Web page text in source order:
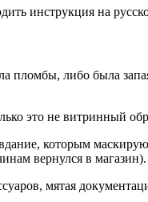
инструкция на
пломбы, либо была
это не витринный
которым
вернулся в магазин).
мятая